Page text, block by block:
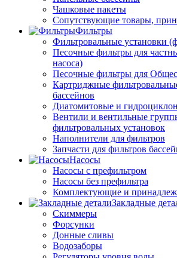
Чашковые пакеты
Сопутствующие товары,
Фильтры
Фильтровальные установки
Песочные фильтры для
насоса)
Песочные фильтры для
Картриджные
бассейнов
Диатомитовые и
Вентили и вентильные
фильтровальных установок
Наполнители для фильтров
Запчасти для фильтров
Насосы
Насосы с префильтром
Насосы без префильтра
Комплектующие и
Закладные
Скиммеры
Форсунки
Донные сливы
Водозаборы